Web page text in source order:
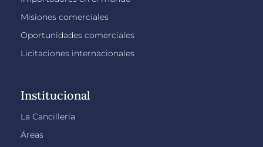
Misiones comerciales
Oportunidades comerciales
Licitaciones internacionales
Institucional
La Cancillería
Áreas